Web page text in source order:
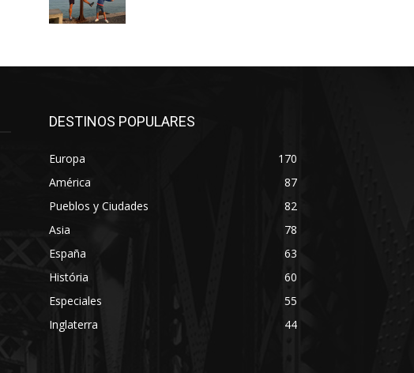
DESTINOS POPULARES
Europa
170
América
87
Pueblos y Ciudades
82
Asia
78
España
63
História
60
Especiales
55
Inglaterra
44